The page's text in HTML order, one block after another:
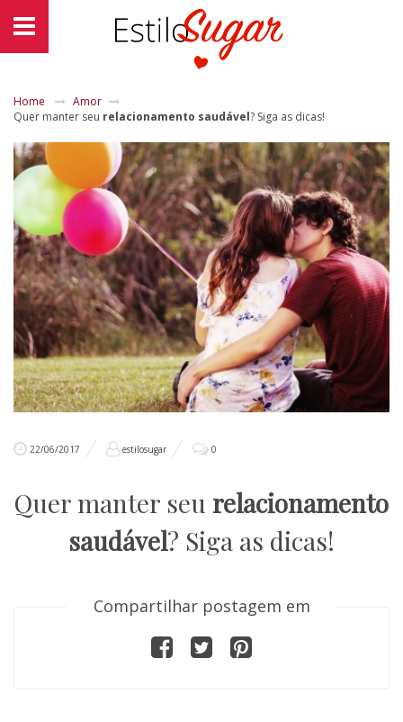
Home
Amor
Quer manter seu relacionamento saudável? Siga as dicas!
22/06/2017 estilosugar 0
Quer manter seu relacionamento
saudável? Siga as dicas!
Compartilhar postagem em